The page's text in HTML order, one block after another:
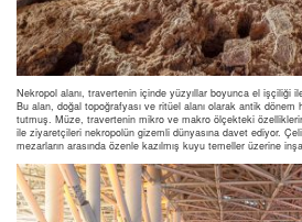
Nekropol alanı, travertenin içinde yüzyıllar boyunca el işçiliği
Bu alan, doğal topoğrafyası ve ritüel alanı olarak antik dönem
tutmuş. Müze, travertenin mikro ve makro ölçekteki
ile ziyaretçileri nekropolün gizemli dünyasına davet ediyor.
mezarların arasında özenle kazılmış kuyu temeller üzerine